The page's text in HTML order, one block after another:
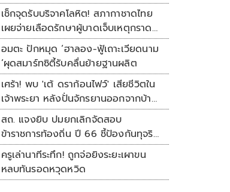
เช็กจุดรับบริจาคโลหิต! สภากาชาดไทย
เผยจ่ายเลือดรักษาผู้บาดเจ็บเหตุกราด
ยิงแล้ว 148 ยูนิต
อมตะ ปักหมุด ‘ฮาลอง-ฟู้เถาะเวียดนาม
’ผุดสมาร์ทซิตี้รับคลื่นย้ายฐานผลิต
เศร้า! พบ 'เต้ ดราก้อนไฟว์' เสียชีวิตใน
เจ้าพระยา หลังปั่นจักรยานออกจากบ้าน
ตี 4
สถ. แจงยิบ ปมยกเลิกจัดสอบ
ข้าราชการท้องถิ่น ปี 66 ชี้ป้องกันทุจริต
หวั่นรัฐเสียหาย
ครูเล่านาทีระทึก! ถูกจ่อยิงระยะเผาขน
หลบทันรอดหวุดหวิด